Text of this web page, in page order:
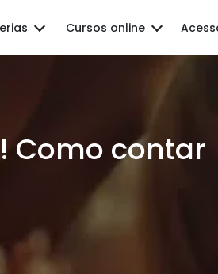
Cursos online
Como contar